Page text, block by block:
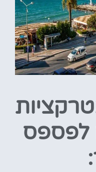
לפספס